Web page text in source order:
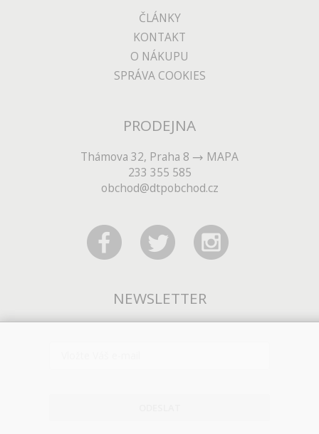
ČLÁNKY
KONTAKT
O NÁKUPU
SPRÁVA COOKIES
PRODEJNA
Thámova 32, Praha 8
MAPA
233 355 585
obchod@dtpobchod.cz
NEWSLETTER